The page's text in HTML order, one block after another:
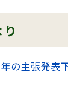
の主張発表